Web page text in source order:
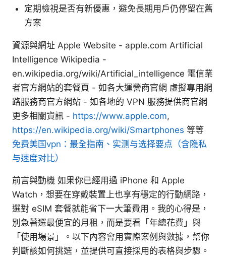
定期檢視是否有新優惠，避免長期用戶仍停留在舊
方案
資源與網址 Apple Website - apple.com Artificial
Intelligence Wikipedia -
en.wikipedia.org/wiki/Artificial_intelligence 電信業
者官方網站的套餐頁 - 如各大運營商官網 虛擬專用網
路服務商官方網站 - 如各地的 VPN 服務提供商官網
更多相關資訊 - https://www.apple.com,
https://en.wikipedia.org/wiki/Smartphones 等等
免费美国vpn：最全指南、实测与选择要点（含隐私
与速度对比）
前言與動機 如果你已經用過 iPhone 和 Apple
Watch，想要在穿戴裝置上也享有穩定的行動網路，
選對 eSIM 套餐就能省下一大筆費用。我的心得是，
別急著選最便宜的月租，而是要看「年總花費」與
「使用場景」。以下內容會用實際案例與數據，幫你
判斷該如何挑選，並提供可直接採用的表格與步驟。